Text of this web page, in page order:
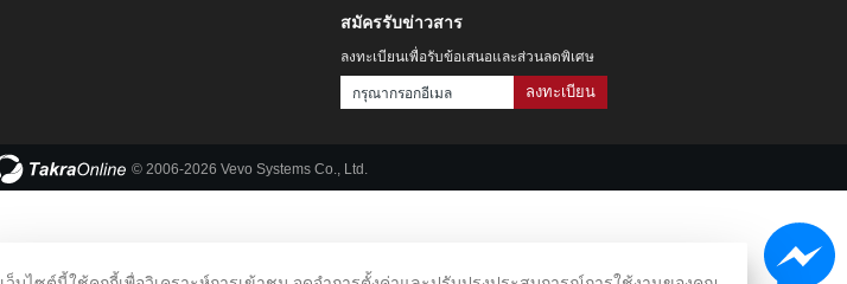
สมัครรับข่าวสาร
ลงทะเบียนเพื่อรับข้อเสนอและส่วนลดพิเศษ
ลงทะเบียน
© 2006-2026 Vevo Systems Co., Ltd.